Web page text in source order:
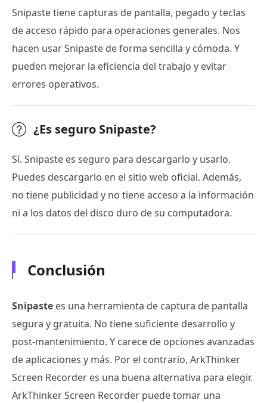
Snipaste tiene capturas de pantalla, pegado y teclas
de acceso rápido para operaciones generales. Nos
hacen usar Snipaste de forma sencilla y cómoda. Y
pueden mejorar la eficiencia del trabajo y evitar
errores operativos.
¿Es seguro Snipaste?
Sí. Snipaste es seguro para descargarlo y usarlo.
Puedes descargarlo en el sitio web oficial. Además,
no tiene publicidad y no tiene acceso a la información
ni a los datos del disco duro de su computadora.
Conclusión
Snipaste es una herramienta de captura de pantalla
segura y gratuita. No tiene suficiente desarrollo y
post-mantenimiento. Y carece de opciones avanzadas
de aplicaciones y más. Por el contrario, ArkThinker
Screen Recorder es una buena alternativa para elegir.
ArkThinker Screen Recorder puede tomar una